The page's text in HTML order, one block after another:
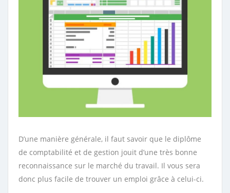
D’une manière générale, il faut savoir que le diplôme
de comptabilité et de gestion jouit d’une très bonne
reconnaissance sur le marché du travail. Il vous sera
donc plus facile de trouver un emploi grâce à celui-ci.